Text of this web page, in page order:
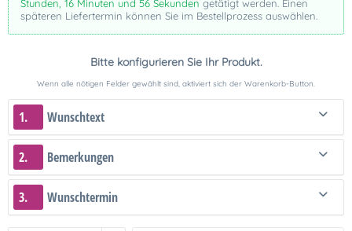
Stunden, 16 Minuten und 56 Sekunden getätigt werden. Einen
späteren Liefertermin können Sie im Bestellprozess auswählen.
Bitte konfigurieren Sie Ihr Produkt.
Wenn alle nötigen Felder gewählt sind, aktiviert sich der Warenkorb-Button.
1. Wunschtext
2. Bemerkungen
3. Wunschtermin